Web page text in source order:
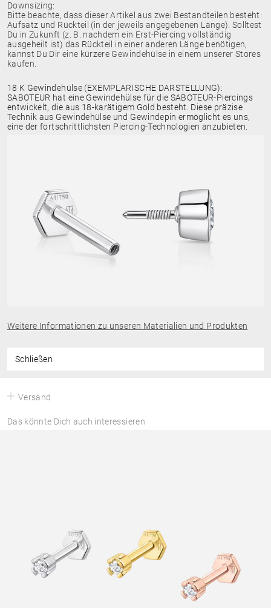
Downsizing:
Bitte beachte, dass dieser Artikel aus zwei Bestandteilen besteht:
Aufsatz und Rückteil (in der jeweils angegebenen Länge). Solltest
Du in Zukunft (z. B. nachdem ein Erst-Piercing vollständig
ausgeheilt ist) das Rückteil in einer anderen Länge benötigen,
kannst Du Dir eine kürzere Gewindehülse in einem unserer Stores
kaufen.
18 K Gewindehülse (EXEMPLARISCHE DARSTELLUNG):
SABOTEUR hat eine Gewindehülse für die SABOTEUR-Piercings
entwickelt, die aus 18-karätigem Gold besteht. Diese präzise
Technik aus Gewindehülse und Gewindepin ermöglicht es uns,
eine der fortschrittlichsten Piercing-Technologien anzubieten.
Weitere Informationen zu unseren Materialien und Produkten
Schließen
Versand
Das könnte Dich auch interessieren